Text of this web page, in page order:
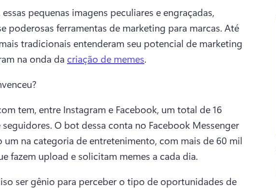
essas pequenas imagens peculiares e engraçadas,
poderosas ferramentas de marketing para marcas. Até
tradicionais entenderam seu potencial de marketing
na onda da criação de memes.
tem, entre Instagram e Facebook, um total de 16
O bot dessa conta no Facebook Messenger
um na categoria de entretenimento, com mais de 60 mil
fazem upload e solicitam memes a cada dia.
ser gênio para perceber o tipo de oportunidades de